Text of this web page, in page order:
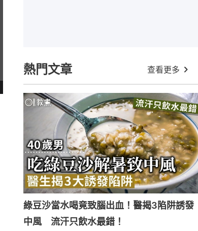
熱門文章 查看更多
綠豆沙當水喝竟致腦出血！醫揭3陷阱誘發
中風 流汗只飲水最錯！